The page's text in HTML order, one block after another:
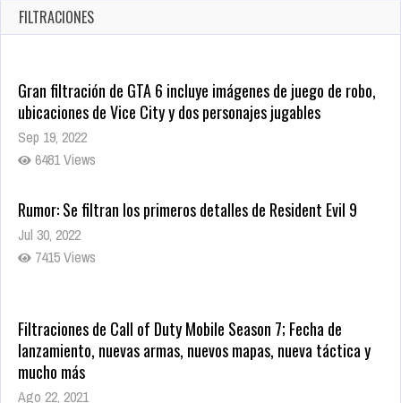
Oct 20, 2025
1378 Views
FILTRACIONES
Gran filtración de GTA 6 incluye imágenes de juego de robo,
ubicaciones de Vice City y dos personajes jugables
Sep 19, 2022
6481 Views
Rumor: Se filtran los primeros detalles de Resident Evil 9
Jul 30, 2022
7415 Views
Filtraciones de Call of Duty Mobile Season 7; Fecha de
lanzamiento, nuevas armas, nuevos mapas, nueva táctica y
mucho más
Ago 22, 2021